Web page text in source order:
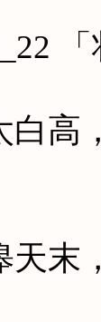
「
，
，